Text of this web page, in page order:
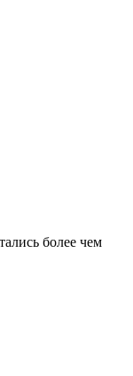
более чем